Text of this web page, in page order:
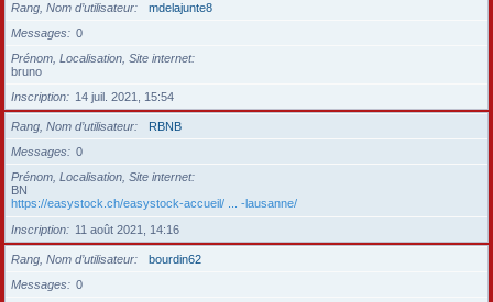
Rang, Nom d’utilisateur
mdelajunte8
Messages
0
Prénom, Localisation, Site internet
bruno
Inscription
14 juil. 2021, 15:54
Rang, Nom d’utilisateur
RBNB
Messages
0
Prénom, Localisation, Site internet
BN
https://easystock.ch/easystock-accueil/ ... -lausanne/
Inscription
11 août 2021, 14:16
Rang, Nom d’utilisateur
bourdin62
Messages
0